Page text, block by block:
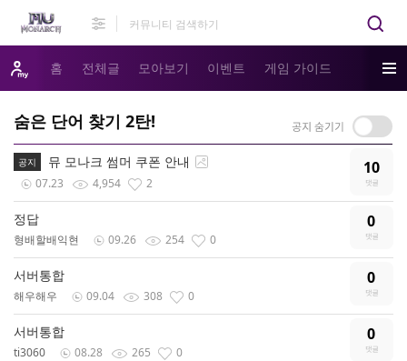
홈 전체글 모아보기 이벤트 게임 가이드
숨은 단어 찾기 2탄!
공지 뮤 모나크 썸머 쿠폰 안내 10
07.23 4,954 2
정답 0
형배할배익현 09.26 254 0
서버통합 0
해우해우 09.04 308 0
서버통합 0
ti3060 08.28 265 0